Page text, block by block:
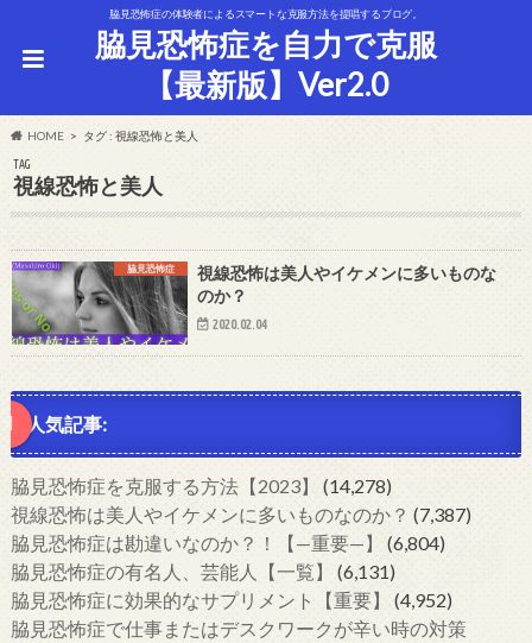
脇見恐怖症の体験者によるスマートな克服方法を提唱するブログ。
脇見恐怖症を自力で克服
【最新版】Ver2.0
HOME タグ : 視線恐怖と美人
TAG
視線恐怖と美人
脇見恐怖症
視線恐怖は美人やイケメンに多いものな
のか？
2020.02.04
人気記事:
脇見恐怖症を克服する方法【2023】
(14,278)
視線恐怖は美人やイケメンに多いものなのか？ (7,387)
脇見恐怖症は勘違いなのか？！【—重要—】
(6,804)
脇見恐怖症の有名人、芸能人【一覧】
(6,131)
脇見恐怖症に効果的なサプリメント【重要】
(4,952)
脇見恐怖症で仕事またはデスクワークが辛い時の対策